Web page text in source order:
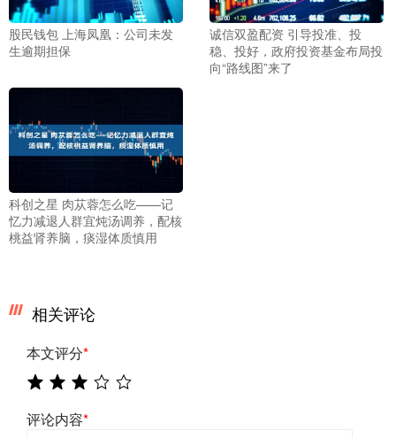
股民钱包 上海凤凰：公司未发
生逾期担保
诚信双盈配资 引导投准、投
稳、投好，政府投资基金布局投
向“路线图”来了
科创之星 肉苁蓉怎么吃——记
忆力减退人群宜炖汤调养，配核
桃益肾养脑，痰湿体质慎用
相关评论
本文评分*
评论内容*